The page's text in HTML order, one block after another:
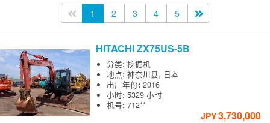
<<1 2 3 4 5
HITACHIZX75US-5B
分类:挖掘机
地点:神奈川县, 日本
出厂年份:2016
小时:5329 小时
机号:712**
JPY3,730,000